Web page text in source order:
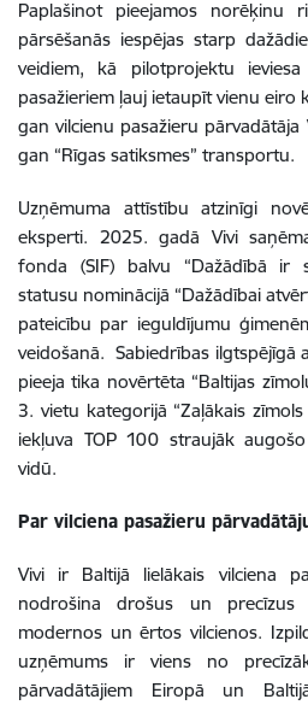
Paplašinot pieejamos norēķinu
pārsēšanās iespējas starp
veidiem, kā pilotprojektu
pasažieriem ļauj ietaupīt vienu eiro
gan vilcienu pasažieru
gan “Rīgas satiksmes” transportu.
Uzņēmuma attīstību atzinīgi
eksperti. 2025. gadā Vivi
fonda (SIF) balvu “Dažādībā ir
statusu nominācijā “Dažādībai
pateicību par ieguldījumu
veidošanā. Sabiedrības ilgtspējīgā
pieeja tika novērtēta “Baltijas
3. vietu kategorijā “Zaļākais
iekļuva TOP 100 straujāk
vidū.
Par vilciena pasažieru
Vivi ir Baltijā lielākais vilciena
nodrošina drošus un precīzus
modernos un ērtos vilcienos.
uzņēmums ir viens no
pārvadātājiem Eiropā un